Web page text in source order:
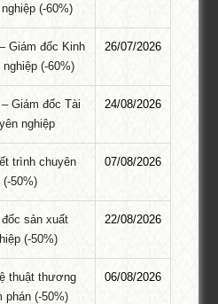
TPHCM
Khai giảng: 25/06/2026
tại TPHCM
1.800.000 VNĐ
hàng và giải
(DN). Là nhân tố quan trọng ảnh
(-60%)
Giám đốc Kinh
(-60%)
26/07/2026
Giám đốc Tài
nghiệp
24/08/2026
trình chuyên
(-50%)
07/08/2026
sản xuất
(-50%)
22/08/2026
thuật thương
phán (-50%)
06/08/2026